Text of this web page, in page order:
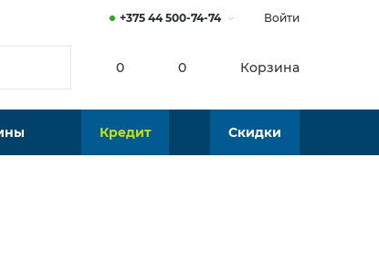
+375 44 500-74-74 Войти
0 0 Корзина
Кредит Скидки